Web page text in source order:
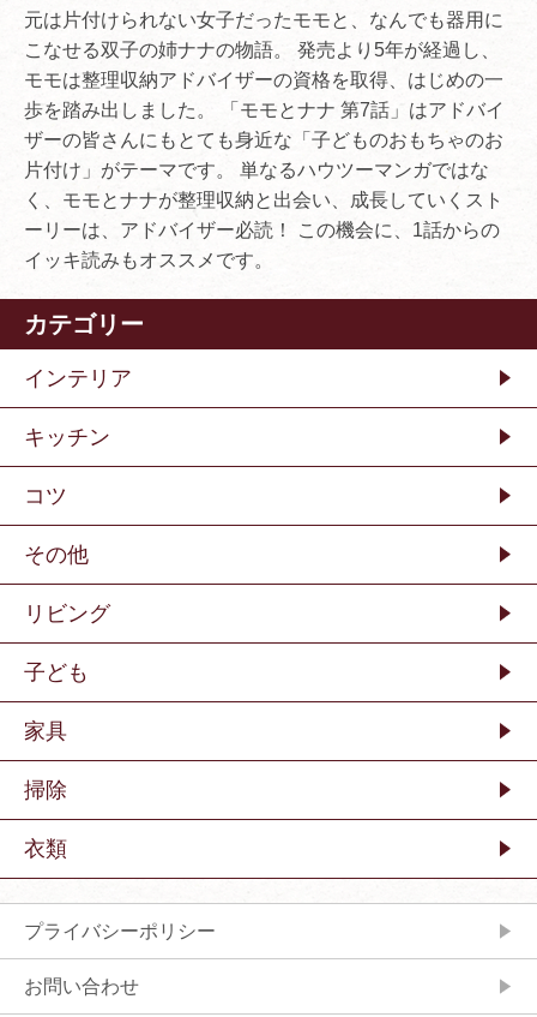
元は片付けられない女子だったモモと、なんでも器用に
こなせる双子の姉ナナの物語。 発売より5年が経過し、
モモは整理収納アドバイザーの資格を取得、はじめの一
歩を踏み出しました。 「モモとナナ 第7話」はアドバイ
ザーの皆さんにもとても身近な「子どものおもちゃのお
片付け」がテーマです。 単なるハウツーマンガではな
く、モモとナナが整理収納と出会い、成長していくスト
ーリーは、アドバイザー必読！ この機会に、1話からの
イッキ読みもオススメです。
カテゴリー
インテリア
キッチン
コツ
その他
リビング
子ども
家具
掃除
衣類
プライバシーポリシー
お問い合わせ